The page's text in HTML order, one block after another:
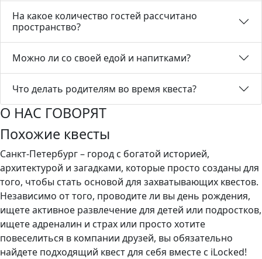
На какое количество гостей рассчитано
пространство?
Можно ли со своей едой и напитками?
Что делать родителям во время квеста?
О НАС ГОВОРЯТ
Похожие квесты
Санкт-Петербург – город с богатой историей,
архитектурой и загадками, которые просто созданы для
того, чтобы стать основой для захватывающих квестов.
Независимо от того, проводите ли вы день рождения,
ищете активное развлечение для детей или подростков,
ищете адреналин и страх или просто хотите
повеселиться в компании друзей, вы обязательно
найдете подходящий квест для себя вместе с iLocked!